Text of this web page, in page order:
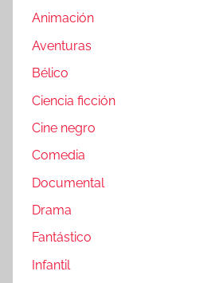
Animación
Aventuras
Bélico
Ciencia ficción
Cine negro
Comedia
Documental
Drama
Fantástico
Infantil